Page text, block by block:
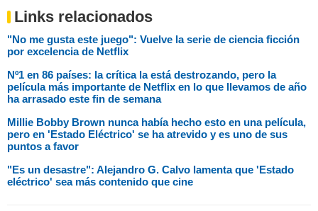
Links relacionados
"No me gusta este juego": Vuelve la serie de ciencia ficción
por excelencia de Netflix
Nº1 en 86 países: la crítica la está destrozando, pero la
película más importante de Netflix en lo que llevamos de año
ha arrasado este fin de semana
Millie Bobby Brown nunca había hecho esto en una película,
pero en 'Estado Eléctrico' se ha atrevido y es uno de sus
puntos a favor
"Es un desastre": Alejandro G. Calvo lamenta que 'Estado
eléctrico' sea más contenido que cine